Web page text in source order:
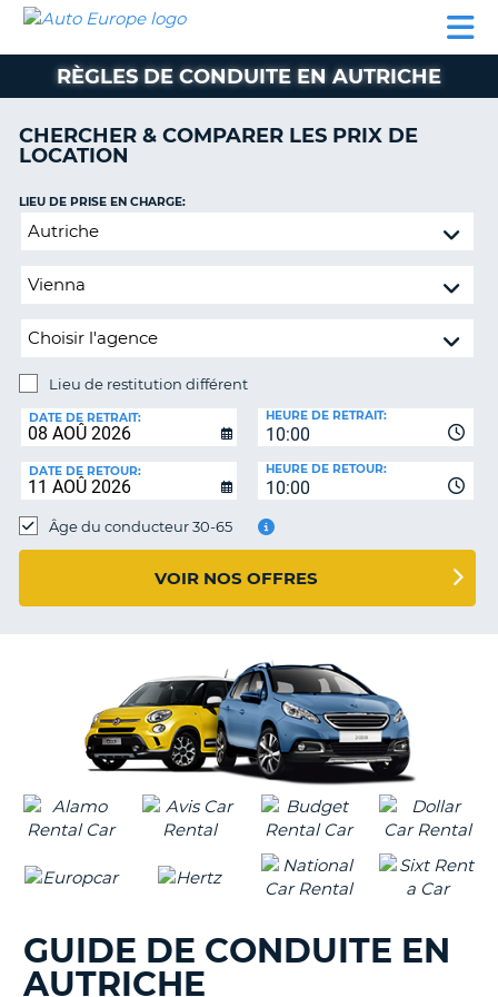
LOCATION
VOITURE
CAMPING-
CAR
CLIENT
AUTO
EUROPE
LOCATION
VOITURE
CAMPING-
CAR
PARTENAIRES
SUPPORT
CLIENT
COMPTE
MA
RÈGLES DE CONDUITE EN AUTRICHE
CHERCHER & COMPARER LES PRIX DE
LOCATION
Lieu
restitution
LIEU DE PRISE EN CHARGE:
Lieu de restitution différent
DE
RESTITUTION:
DATE DE RETRAIT:
10:00
HEURE DE RETRAIT:
DATE DE RETOUR:
10:00
HEURE DE RETOUR:
Âge du conducteur 30-65
VOIR NOS OFFRES
GUIDE DE CONDUITE EN
AUTRICHE